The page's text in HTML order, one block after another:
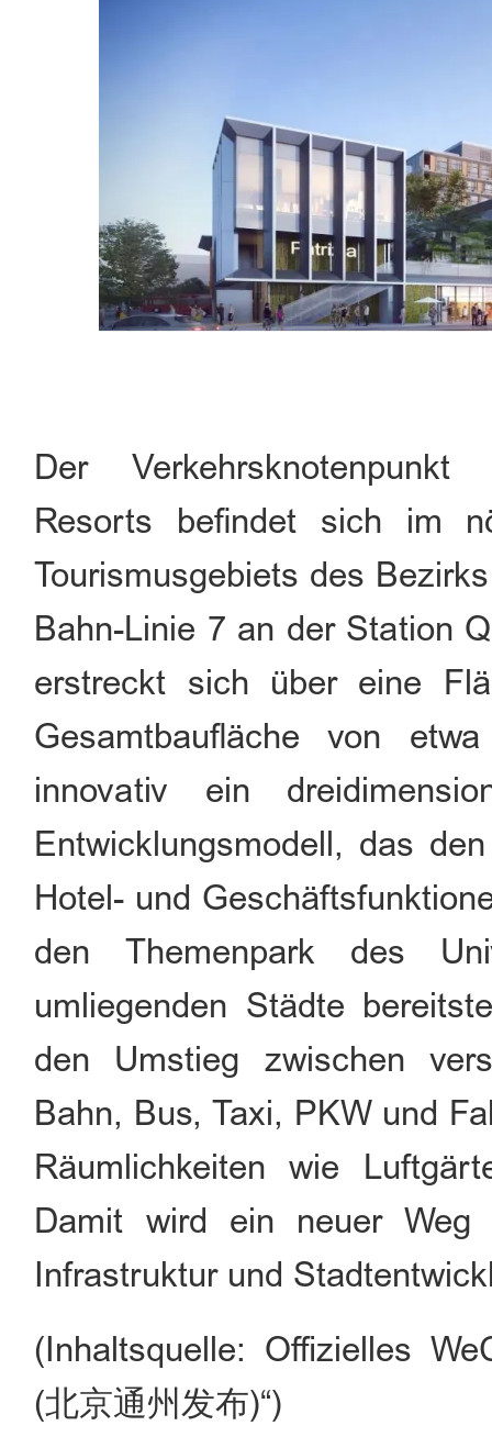
Der
Resorts befindet sich im
Tourismusgebiets des
Bahn-Linie 7 an der Station
erstreckt sich über eine
Gesamtbaufläche von
innovativ ein
Entwicklungsmodell, das
Hotel- und
den Themenpark des
umliegenden Städte
den Umstieg zwischen
Bahn, Bus, Taxi, PKW und
Räumlichkeiten wie
Damit wird ein neuer Weg
Infrastruktur und
(Inhaltsquelle: Offizielles
(北京通州发布)“)